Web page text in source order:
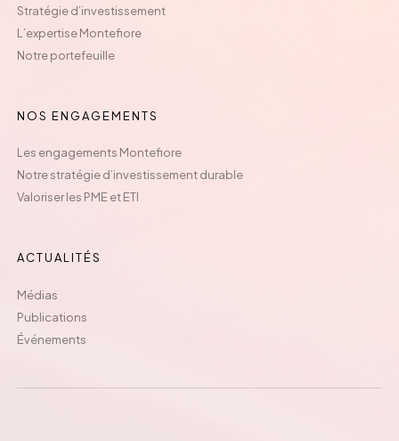
Stratégie d’investissement
L’expertise Montefiore
Notre portefeuille
NOS ENGAGEMENTS
Les engagements Montefiore
Notre stratégie d’investissement durable
Valoriser les PME et ETI
ACTUALITÉS
Médias
Publications
Événements